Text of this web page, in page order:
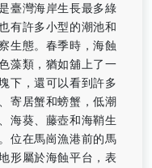
臺灣海岸生長最多綠
有許多小型的潮池和
生態。春季時，海蝕
藻類，猶如舖上了一
下，還可以看到許多
寄居蟹和螃蟹，低潮
海葵、藤壺和海鞘生
位在馬崗漁港前的馬
形屬於海蝕平台，表